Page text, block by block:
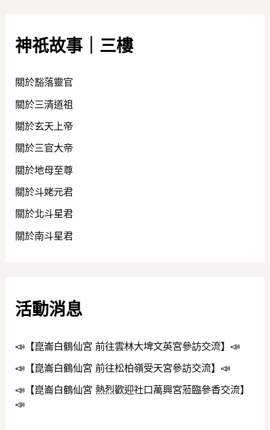
神祇故事｜三樓
關於豁落靈官
關於三清道祖
關於玄天上帝
關於三官大帝
關於地母至尊
關於斗姥元君
關於北斗星君
關於南斗星君
活動消息
📣【崑崙白鶴仙宮 前往雲林大埤文英宮參訪交流】📣
📣【崑崙白鶴仙宮 前往松柏嶺受天宮參訪交流】📣
📣【崑崙白鶴仙宮 熱烈歡迎社口萬興宮蒞臨參香交流】
📣